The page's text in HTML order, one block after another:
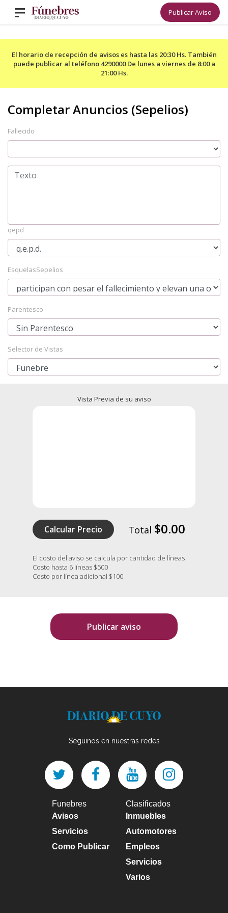
Publicar Aviso
El horario de recepción de avisos es hasta las 20:30 Hs. También
puede publicar al teléfono 4290000 De lunes a viernes de 8:00 a
21:00 Hs.
Fallecido
qepd
EsquelasSepelios
Parentesco
Selector de Vistas
Vista Previa de su aviso
Calcular Precio Total $0.00
El costo del aviso se calcula por cantidad de líneas
Costo hasta 6 líneas $500
Costo por línea adicional $100
Publicar aviso
Seguinos en nuestras redes
Funebres
Avisos
Servicios
Como Publicar
Clasificados
Inmuebles
Automotores
Empleos
Servicios
Varios